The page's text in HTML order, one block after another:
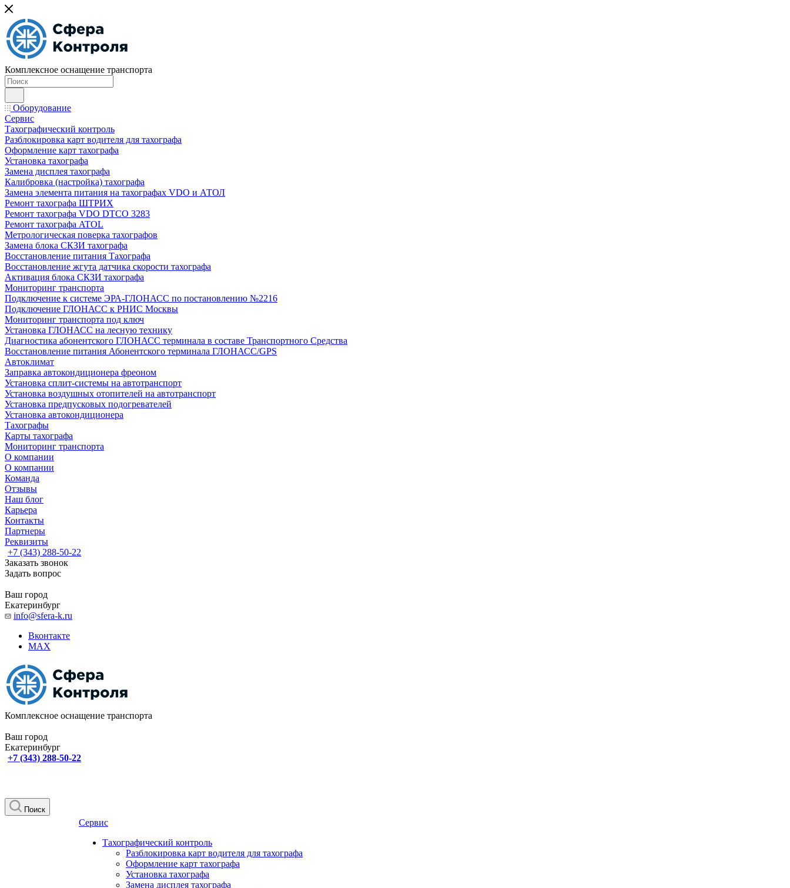
Комплексное оснащение транспорта
Оборудование
Сервис
Тахографический контроль
Разблокировка карт водителя для тахографа
Оформление карт тахографа
Установка тахографа
Замена дисплея тахографа
Калибровка (настройка) тахографа
Замена элемента питания на тахографах VDO и АТОЛ
Ремонт тахографа ШТРИХ
Ремонт тахографа VDO DTCO 3283
Ремонт тахографа ATOL
Метрологическая поверка тахографов
Замена блока СКЗИ тахографа
Восстановление питания Тахографа
Восстановление жгута датчика скорости тахографа
Активация блока СКЗИ тахографа
Мониторинг транспорта
Подключение к системе ЭРА-ГЛОНАСС по постановлению №2216
Подключение ГЛОНАСС к РНИС Москвы
Мониторинг транспорта под ключ
Установка ГЛОНАСС на лесную технику
Диагностика абонентского ГЛОНАСС терминала в составе Транспортного Средства
Восстановление питания Абонентского терминала ГЛОНАСС/GPS
Автоклимат
Заправка автокондиционера фреоном
Установка сплит-системы на автотранспорт
Установка воздушных отопителей на автотранспорт
Установка предпусковых подогревателей
Установка автокондиционера
Тахографы
Карты тахографа
Мониторинг транспорта
О компании
О компании
Команда
Отзывы
Наш блог
Карьера
Контакты
Партнеры
Реквизиты
+7 (343) 288-50-22
Заказать звонок
Задать вопрос
Ваш город
Екатеринбург
info@sfera-k.ru
Вконтакте
MAX
Комплексное оснащение транспорта
Ваш город
Екатеринбург
+7 (343) 288-50-22
Поиск
Сервис
Тахографический контроль
Разблокировка карт водителя для тахографа
Оформление карт тахографа
Установка тахографа
Замена дисплея тахографа